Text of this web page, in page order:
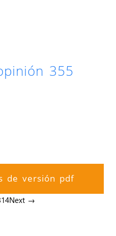
355
de versión pdf
14Next →